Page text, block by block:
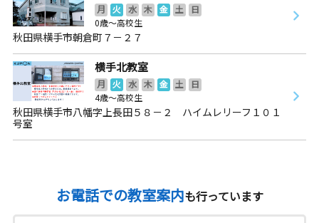
月 火 水 木 金 土
日
0歳～高校生
秋田県横手市朝倉町７－２７
横手北教室
月 火 水 木 金 土
日
4歳～高校生
秋田県横手市八幡字上長田５８－２ ハイムレリーフ１０１
号室
お電話での教室案内も行っています